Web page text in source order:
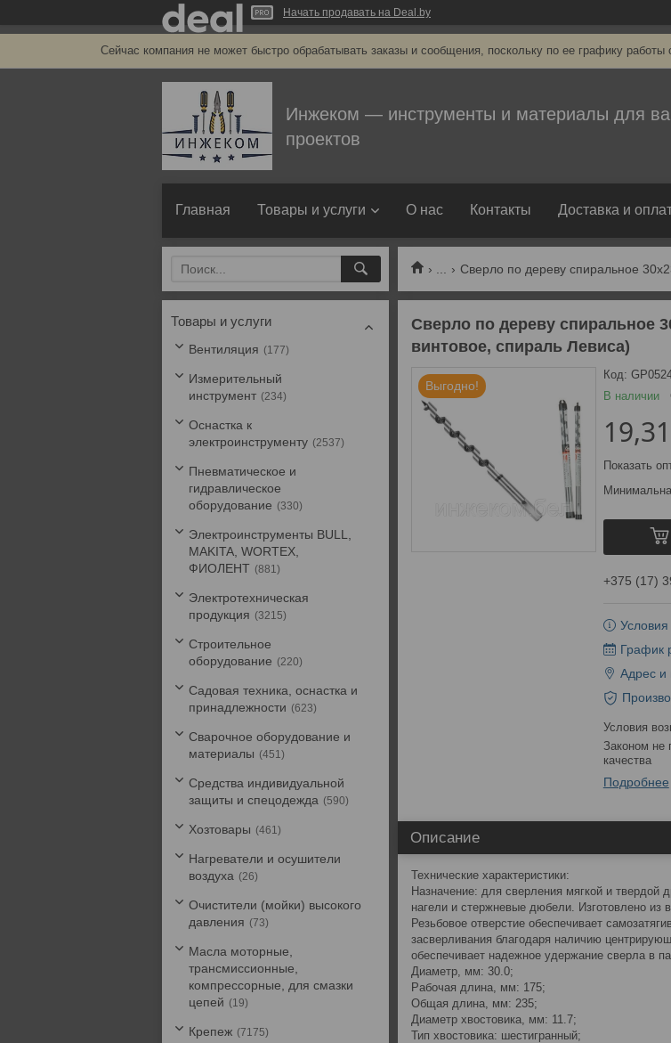
Начать продавать на Deal.by
Сейчас компания не может быстро обрабатывать заказы и сообщения, поскольку по ее графику
Инжеком — инструменты и материалы для
проектов
Главная Товары и услуги О нас Контакты Доставка и
Сверло по дереву спиральное
винтовое, спираль Левиса)
Выгодно!
В наличии
Код:
19,31
Показать
+375 (17)
Условия
График
Адрес и
Законом не предусмотрен возврат и обмен данного товара надлежащего
качества
Подробнее
Описание
Технические характеристики:
Назначение: для сверления мягкой и твердой
нагели и стержневые дюбели. Изготовлено из
Резьбовое отверстие обеспечивает
засверливания благодаря наличию
обеспечивает надежное удержание сверла в
Диаметр, мм: 30.0;
Рабочая длина, мм: 175;
Общая длина, мм: 235;
Диаметр хвостовика, мм: 11.7;
Тип хвостовика: шестигранный;
Товары и услуги
Вентиляция 177
Измерительный
инструмент
234
Оснастка к
электроинструменту
2537
Пневматическое и
гидравлическое
оборудование
330
Электроинструменты BULL,
MAKITA, WORTEX,
ФИОЛЕНТ
881
Электротехническая
продукция
3215
Строительное
оборудование
220
Садовая техника, оснастка и
принадлежности
623
Сварочное оборудование и
материалы
451
Средства индивидуальной
защиты и спецодежда
590
Хозтовары 461
Нагреватели и осушители
воздуха
26
Очистители (мойки) высокого
давления
73
Масла моторные,
трансмиссионные,
компрессорные, для смазки
цепей
19
Крепеж 7175